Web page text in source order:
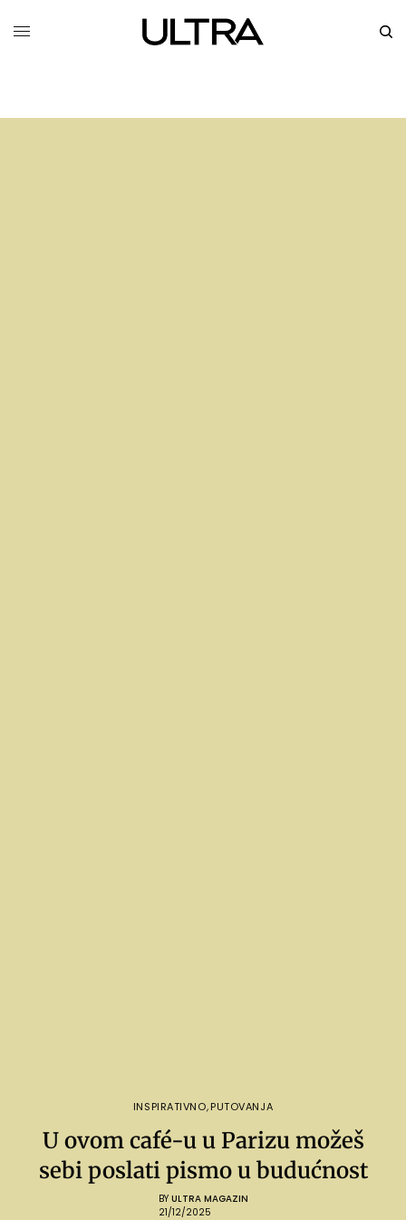
INSPIRATIVNO,PUTOVANJA
U ovom café-u u Parizu možeš
sebi poslati pismo u budućnost
BY ULTRA MAGAZIN
21/12/2025